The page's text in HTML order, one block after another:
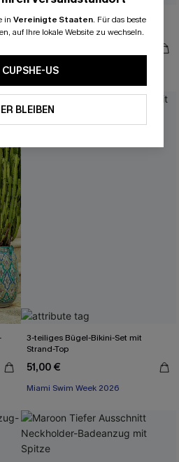
Ombre Maxi-Abendkleid mit
Rückenschlitz
Festlich
3-teiliges Bügel-Bikini-Set mit
Strand-Top
51,00 €
Miami Swim Week 2026
in Vereinigte Staaten. Für das beste
auf Ihre lokale Website zu wechseln.
CUPSHE-US
BLEIBEN